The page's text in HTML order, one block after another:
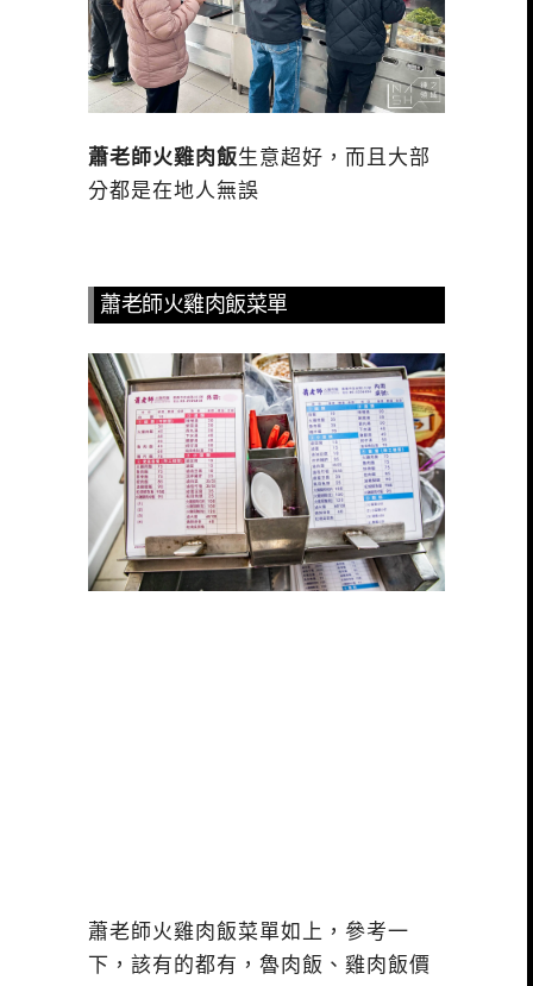
蕭老師火雞肉飯生意超好，而且大部
分都是在地人無誤
蕭老師火雞肉飯菜單
蕭老師火雞肉飯菜單如上，參考一
下，該有的都有，魯肉飯、雞肉飯價